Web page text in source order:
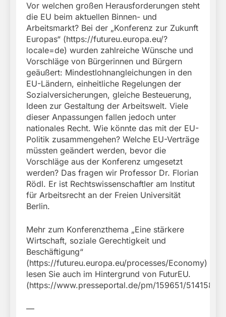
Vor welchen großen Herausforderungen steht
die EU beim aktuellen Binnen- und
Arbeitsmarkt? Bei der „Konferenz zur Zukunft
Europas“ (https://futureu.europa.eu/?
locale=de) wurden zahlreiche Wünsche und
Vorschläge von Bürgerinnen und Bürgern
geäußert: Mindestlohnangleichungen in den
EU-Ländern, einheitliche Regelungen der
Sozialversicherungen, gleiche Besteuerung,
Ideen zur Gestaltung der Arbeitswelt. Viele
dieser Anpassungen fallen jedoch unter
nationales Recht. Wie könnte das mit der EU-
Politik zusammengehen? Welche EU-Verträge
müssten geändert werden, bevor die
Vorschläge aus der Konferenz umgesetzt
werden? Das fragen wir Professor Dr. Florian
Rödl. Er ist Rechtswissenschaftler am Institut
für Arbeitsrecht an der Freien Universität
Berlin.
Mehr zum Konferenzthema „Eine stärkere
Wirtschaft, soziale Gerechtigkeit und
Beschäftigung“
(https://futureu.europa.eu/processes/Economy)
lesen Sie auch im Hintergrund von FuturEU.
(https://www.presseportal.de/pm/159651/5141587)
—